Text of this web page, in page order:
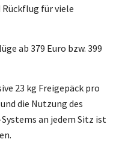
für viele
ab 379 Euro bzw. 399
23 kg Freigepäck pro
die Nutzung des
an jedem Sitz ist